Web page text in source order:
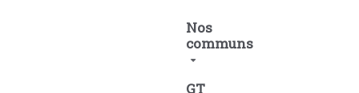
Aller au contenu principalNos
communs
GT